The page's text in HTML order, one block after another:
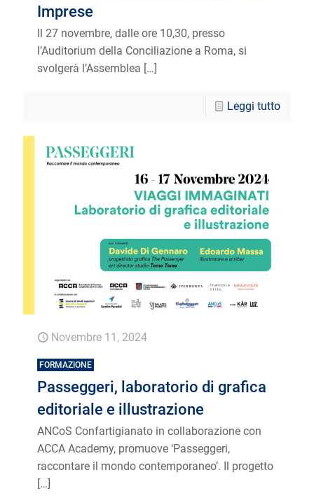
Imprese
Il 27 novembre, dalle ore 10,30, presso
l’Auditorium della Conciliazione a Roma, si
svolgerà l’Assemblea […]
Leggi tutto
Novembre 11, 2024
FORMAZIONE
Passeggeri, laboratorio di grafica
editoriale e illustrazione
ANCoS Confartigianato in collaborazione con
ACCA Academy, promuove ‘Passeggeri,
raccontare il mondo contemporaneo’. Il progetto
[…]